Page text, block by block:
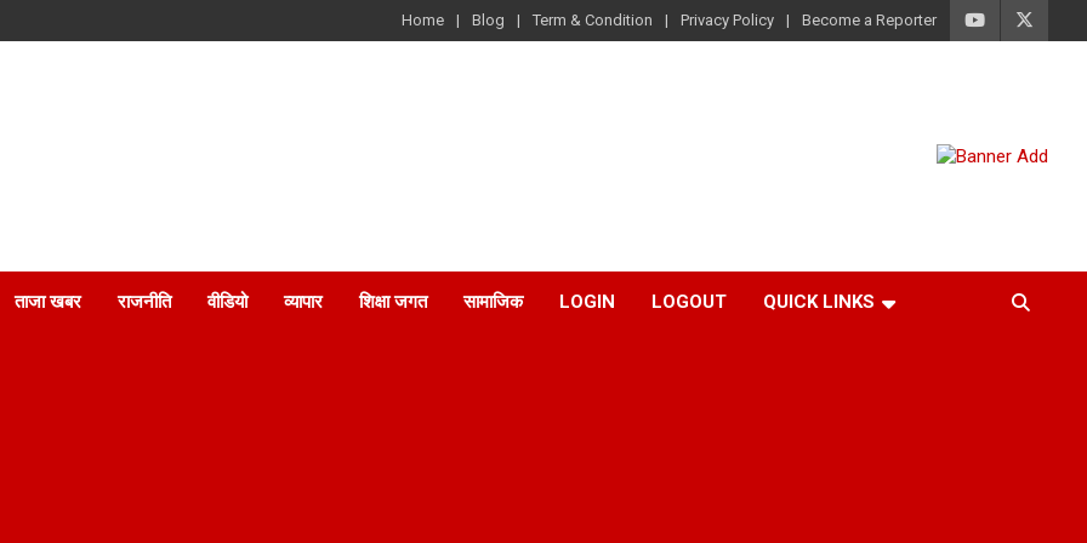
Home Blog Term & Condition Privacy Policy Become a Reporter
ताजा खबर राजनीति वीडियो व्यापार शिक्षा जगत सामाजिक LOGIN LOGOUT QUICK LINKS